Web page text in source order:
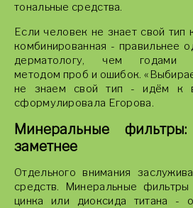
тональные средства.
Если человек не знает свой тип
комбинированная - правильнее
дерматологу, чем годами
методом проб и ошибок.
не знаем свой тип - идём к
сформулировала Егорова.
Минеральные
заметнее
Отдельного внимания
средств. Минеральные
цинка или диоксида титана -